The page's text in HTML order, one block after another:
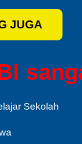
JUGA
Sekolah